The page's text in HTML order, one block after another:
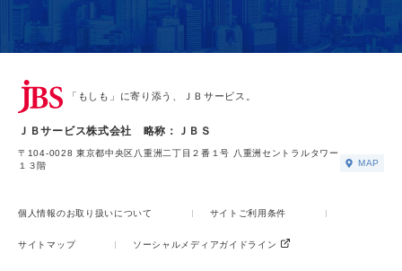
「もしも」に寄り添う、ＪＢサービス。
ＪＢサービス株式会社 略称：ＪＢＳ
〒104-0028 東京都中央区八重洲二丁目２番１号 八重洲セントラルタワー
１３階
MAP
個人情報のお取り扱いについて サイトご利用条件
サイトマップ ソーシャルメディアガイドライン